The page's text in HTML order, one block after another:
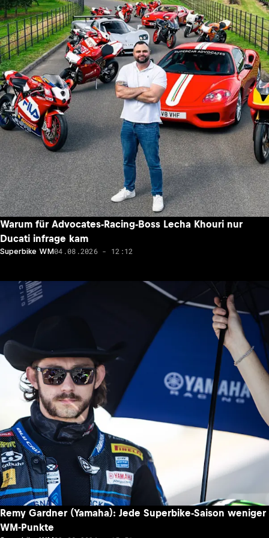
Warum für Advocates-Racing-Boss Lecha Khouri nur
Ducati infrage kam
Superbike WM04.08.2026 - 12:12
Remy Gardner (Yamaha): Jede Superbike-Saison weniger
WM-Punkte